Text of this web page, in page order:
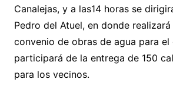
Canalejas, y a las14 horas se
Pedro del Atuel, en donde
convenio de obras de agua para
participará de la entrega de 150
para los vecinos.